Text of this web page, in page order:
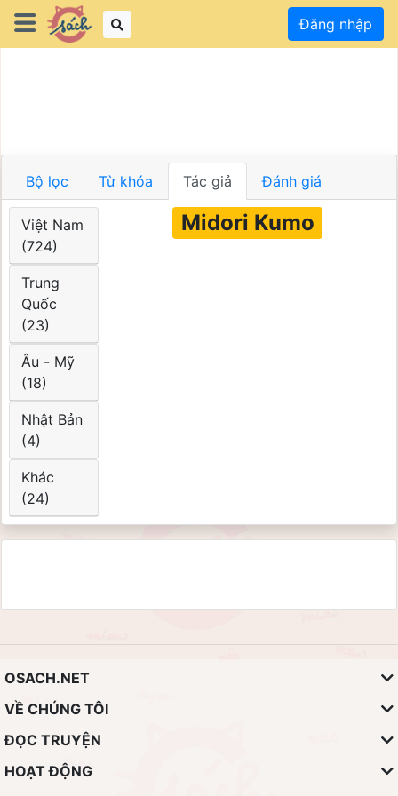
Đăng nhập
Bộ lọc Từ khóa Tác giả Đánh giá
Việt Nam
(724)
Trung
Quốc
(23)
Âu - Mỹ
(18)
Nhật Bản
(4)
Khác
(24)
Midori Kumo
OSACH.NET
VỀ CHÚNG TÔI
ĐỌC TRUYỆN
HOẠT ĐỘNG